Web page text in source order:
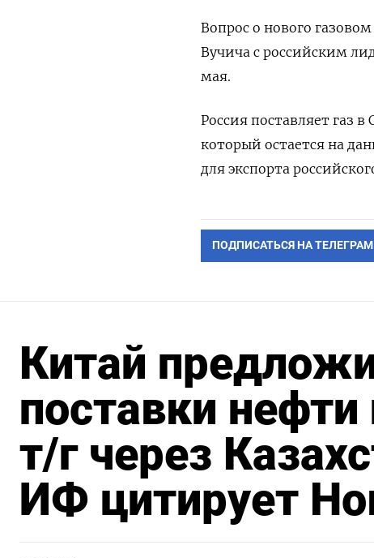
Вопрос о нового
Вучича с российским
мая.
Россия поставляет газ
который остается на
для экспорта
ПОДПИСАТЬСЯ НА ТЕЛЕГРАМ
Китай
поставки
т/г через
ИФ цитирует